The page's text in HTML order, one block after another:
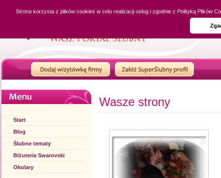
Start
Blog
Ślubne tematy
Biżuteria Swarovski
Okulary
Wasze strony
Strona korzysta z plików cookies w celu realizacji usług i zgodnie z Polityką Plików